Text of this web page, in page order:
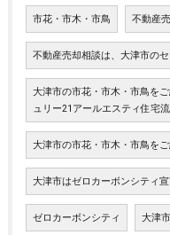
市花・市木・市鳥 不動産
不動産売却相談は、大津市の
大津市の市花・市木・市鳥を
ュリー21アールエスティ住宅
大津市の市花・市木・市鳥を
大津市はゼロカーボンシティ宣
ゼロカーボンシティ 大津